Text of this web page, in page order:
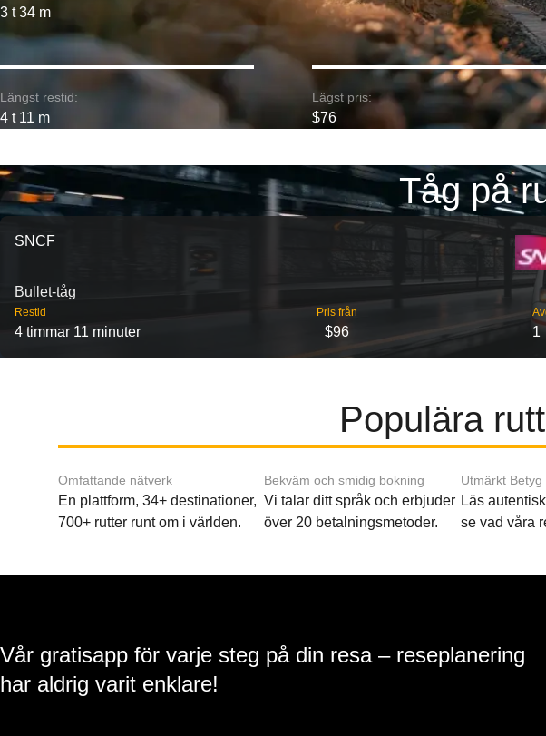
3 t 34 m
Längst restid:
4 t 11 m
Lägst pris:
$76
Tåg på
SNCF
Bullet-tåg
Restid
4 timmar 11 minuter
Pris från
$96 1
Populära
Omfattande nätverk
En plattform, 34+ destinationer,
700+ rutter runt om i världen.
Bekväm och smidig bokning
Vi talar ditt språk och erbjuder
över 20 betalningsmetoder.
Utmärkt Betyg
Läs
se vad våra
Vår gratisapp för varje steg på din resa – reseplanering
har aldrig varit enklare!